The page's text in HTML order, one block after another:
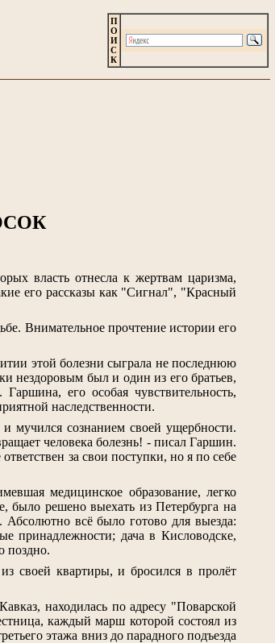
П
О
И
С
К
власть отнесла к жертвам царизма,
его рассказы как "Сигнал", "Красный
Внимательное прочтение истории его
этой болезни сыграла не последнюю
нездоровым был и один из его братьев,
его особая чувствительность,
наследственности.
мучился сознанием своей ущербности.
человека болезнь! - писал Гаршин.
за свои поступки, но я по себе
медицинское образование, легко
было решено выехать из Петербурга на
Абсолютно всё было готово для выезда:
принадлежности; дача в Кисловодске,
поздно.
своей квартиры, и бросился в пролёт
находилась по адресу "Поварской
каждый марш которой состоял из
этажа вниз до парадного подъезда